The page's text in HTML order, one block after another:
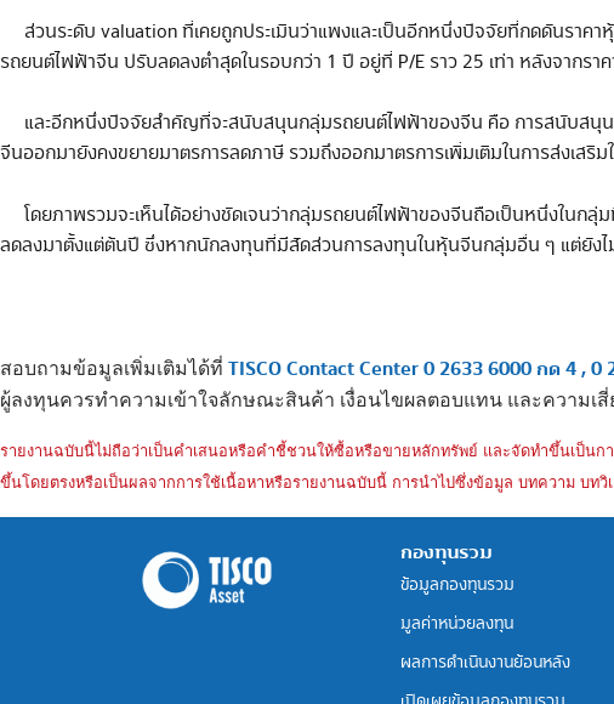
ส่วนระดับ valuation ที่เคยถูกประเมินว่าแพงและเป็นอีกหนึ่งปัจจัยที่กดดันราค
รถยนต์ไฟฟ้าจีน ปรับลดลงต่ำสุดในรอบกว่า 1 ปี อยู่ที่ P/E ราว 25 เท่า หลังจากร
และอีกหนึ่งปัจจัยสำคัญที่จะสนับสนุนกลุ่มรถยนต์ไฟฟ้าของจีน คือ การสนับสนุนจ
จีนออกมายังคงขยายมาตรการลดภาษี รวมถึงออกมาตรการเพิ่มเติมในการส่งเส
โดยภาพรวมจะเห็นได้อย่างชัดเจนว่ากลุ่มรถยนต์ไฟฟ้าของจีนถือเป็นหนึ่งในกลุ่
ลดลงมาตั้งแต่ต้นปี ซึ่งหากนักลงทุนที่มีสัดส่วนการลงทุนในหุ้นจีนกลุ่มอื่น ๆ แต่ยัง
สอบถามข้อมูลเพิ่มเติมได้ที่ TISCO Contact Center 0 2633 6000 กด 4 , 0
ผู้ลงทุนควรทำความเข้าใจลักษณะสินค้า เงื่อนไขผลตอบแทน และความเ
รายงานฉบับนี้ไม่ถือว่าเป็นคำเสนอหรือคำชี้ชวนให้ซื้อหรือขายหลักทรัพย์ และจัดทำขึ้นเป็นก
ขึ้นโดยตรงหรือเป็นผลจากการใช้เนื้อหาหรือรายงานฉบับนี้ การนำไปซึ่งข้อมูล บทความ บท
กองทุนรวม
ข้อมูลกองทุนรวม
มูลค่าหน่วยลงทุน
ผลการดำเนินงานย้อนหลัง